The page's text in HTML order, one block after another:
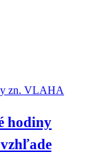
zn. VLAHA
hodiny